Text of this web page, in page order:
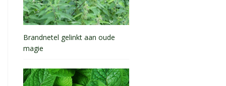
Brandnetel gelinkt aan oude
magie